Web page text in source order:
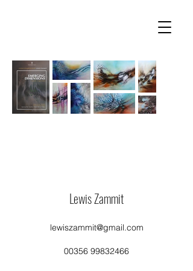
Lewis Zammit
lewiszammit@gmail.com
00356 99832466